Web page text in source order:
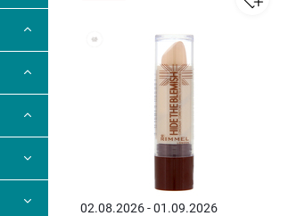
02.08.2026 - 01.09.2026